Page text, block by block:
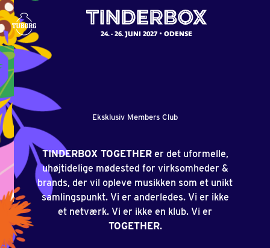
24. - 26. JUNI 2027 ODENSE
Eksklusiv Members Club
TINDERBOX TOGETHERer det uformelle,
uhøjtidelige mødested for virksomheder &
brands, der vil opleve musikken som et unikt
samlingspunkt. Vi er anderledes. Vi er ikke
et netværk. Vi er ikke en klub. Vi er
TOGETHER.